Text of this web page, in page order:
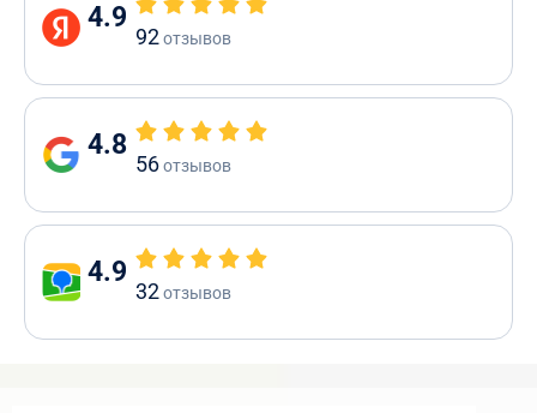
4.9
92отзывов
4.8
56отзывов
4.9
32отзывов